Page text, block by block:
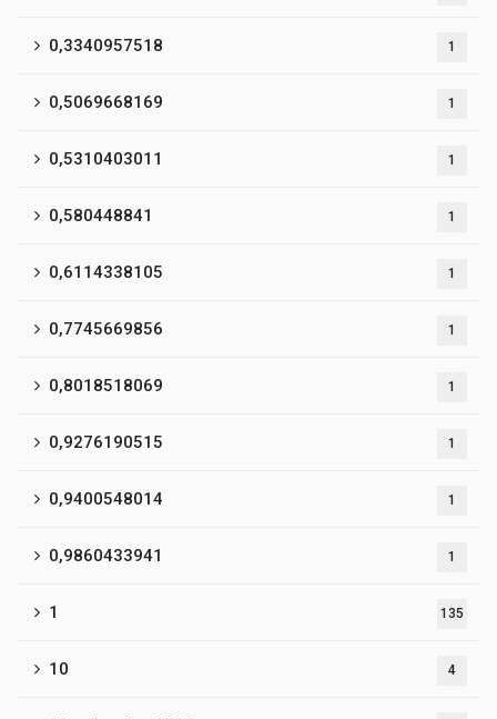
0,3340957518 1
0,5069668169 1
0,5310403011 1
0,580448841 1
0,6114338105 1
0,7745669856 1
0,8018518069 1
0,9276190515 1
0,9400548014 1
0,9860433941 1
1 135
10 4